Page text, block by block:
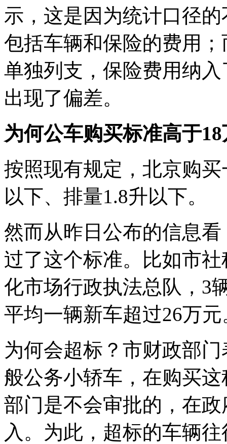
示，这是因为统计口径
包括车辆和保险的费用
单独列支，保险费用纳
出现了偏差。
为何公车购买标准高于
按照现有规定，北京购
以下、排量1.8升以下。
然而从昨日公布的信息
过了这个标准。比如市
化市场行政执法总队，3
平均一辆新车超过26万元
为何会超标？市财政部
般公务小轿车，在购买
部门是不会审批的，在
入。为此，超标的车辆